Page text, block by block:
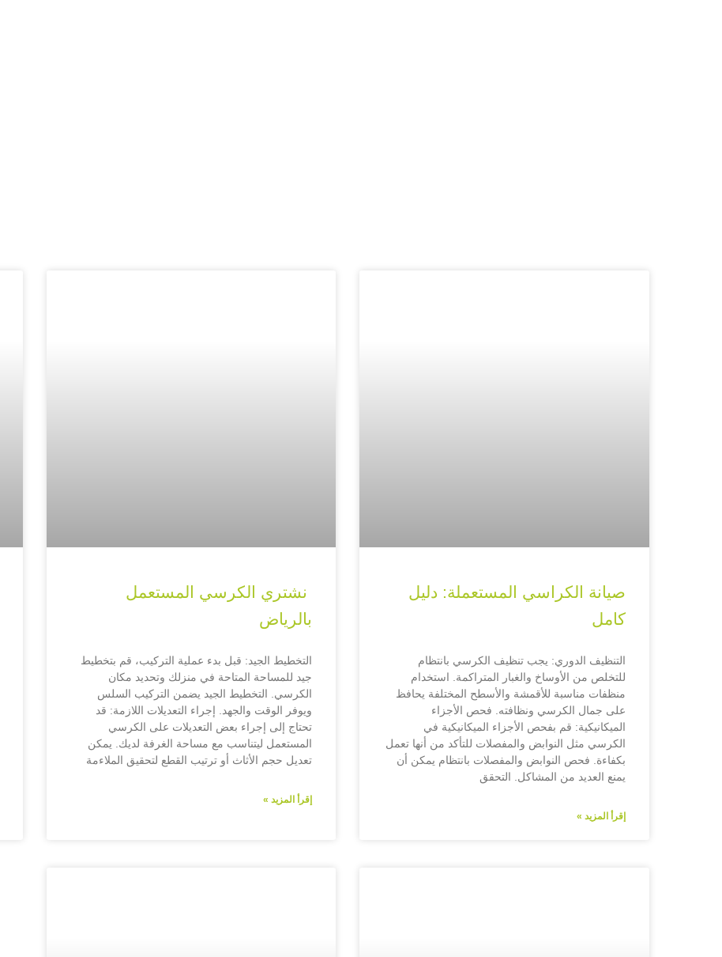
صيانة الكراسي المستعملة: دليل
كامل
التنظيف الدوري: يجب تنظيف الكرسي بانتظام
للتخلص من الأوساخ والغبار المتراكمة. استخدام
منظفات مناسبة للأقمشة والأسطح المختلفة يحافظ
على جمال الكرسي ونظافته. فحص الأجزاء
الميكانيكية: قم بفحص الأجزاء الميكانيكية في
الكرسي مثل النوابض والمفصلات للتأكد من أنها تعمل
بكفاءة. فحص النوابض والمفصلات بانتظام يمكن أن
يمنع العديد من المشاكل. التحقق
إقرأ المزيد »
نشتري الكرسي المستعمل
بالرياض
التخطيط الجيد: قبل بدء عملية التركيب، قم بتخطيط
جيد للمساحة المتاحة في منزلك وتحديد مكان
الكرسي. التخطيط الجيد يضمن التركيب السلس
ويوفر الوقت والجهد. إجراء التعديلات اللازمة: قد
تحتاج إلى إجراء بعض التعديلات على الكرسي
المستعمل ليتناسب مع مساحة الغرفة لديك. يمكن
تعديل حجم الأثاث أو ترتيب القطع لتحقيق الملاءمة
إقرأ المزيد »